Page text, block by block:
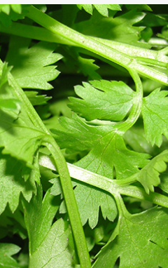
LINE EMAIL